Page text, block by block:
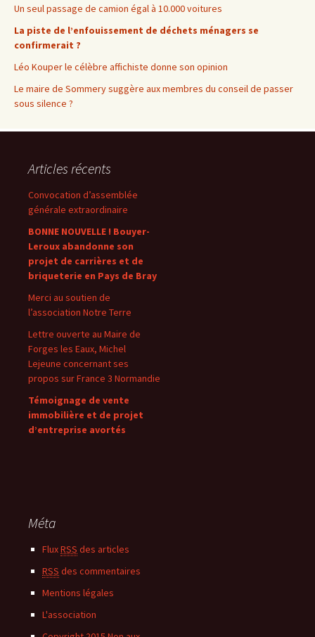
Un seul passage de camion égal à 10.000 voitures
La piste de l’enfouissement de déchets ménagers se
confirmerait ?
Léo Kouper le célèbre affichiste donne son opinion
Le maire de Sommery suggère aux membres du conseil de passer
sous silence ?
Articles récents
Convocation d’assemblée
générale extraordinaire
BONNE NOUVELLE ! Bouyer-
Leroux abandonne son
projet de carrières et de
briqueterie en Pays de Bray
Merci au soutien de
l’association Notre Terre
Lettre ouverte au Maire de
Forges les Eaux, Michel
Lejeune concernant ses
propos sur France 3 Normandie
Témoignage de vente
immobilière et de projet
d’entreprise avortés
Méta
FluxRSS des articles
RSS des commentaires
Mentions légales
L'association